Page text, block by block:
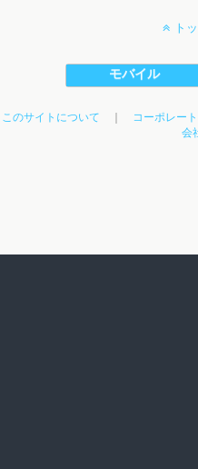
ト
モバイル
このサイトについて コーポレー
会